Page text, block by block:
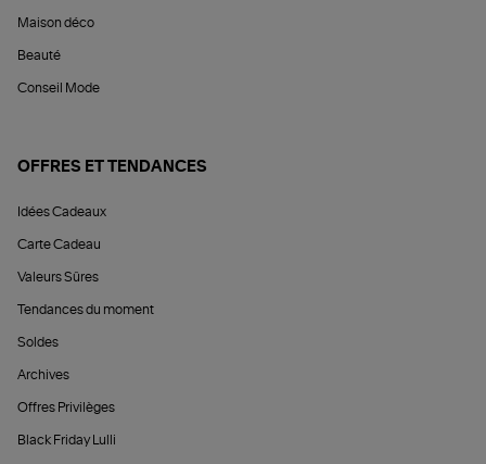
Maison déco
Beauté
Conseil Mode
OFFRES ET TENDANCES
Idées Cadeaux
Carte Cadeau
Valeurs Sûres
Tendances du moment
Soldes
Archives
Offres Privilèges
Black Friday Lulli